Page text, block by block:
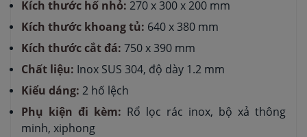
Kích thước hố nhỏ: 270 x 300 x 200 mm
Kích thước khoang tủ: 640 x 380 mm
Kích thước cắt đá: 750 x 390 mm
Chất liệu: Inox SUS 304, độ dày 1.2 mm
Kiểu dáng: 2 hố lệch
Phụ kiện đi kèm: Rổ lọc rác inox, bộ xả thông
minh, xiphong